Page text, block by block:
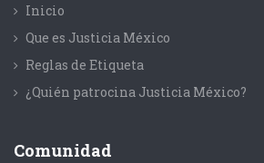
Inicio
Que es Justicia México
Reglas de Etiqueta
¿Quién patrocina Justicia México?
Comunidad